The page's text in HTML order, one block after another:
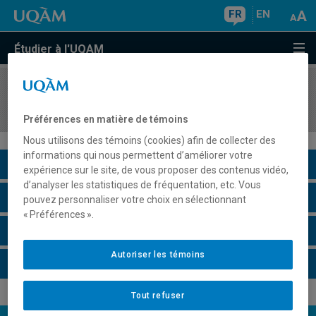
FR EN
Étudier à l'UQAM
COURS//
Description du cours
Horaire - Été 2026
Préférences en matière de témoins
Nous utilisons des témoins (cookies) afin de collecter des
informations qui nous permettent d’améliorer votre
expérience sur le site, de vous proposer des contenus vidéo,
d’analyser les statistiques de fréquentation, etc. Vous
pouvez personnaliser votre choix en sélectionnant
« Préférences ».
Tout refuser
Autoriser les témoins